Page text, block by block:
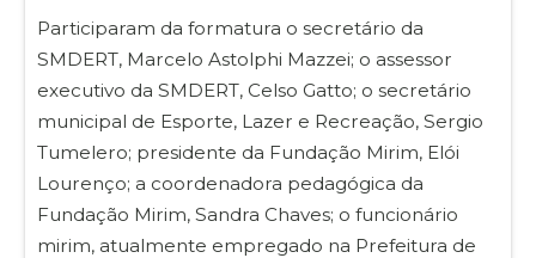
Participaram da formatura o secretário da
SMDERT, Marcelo Astolphi Mazzei; o assessor
executivo da SMDERT, Celso Gatto; o secretário
municipal de Esporte, Lazer e Recreação, Sergio
Tumelero; presidente da Fundação Mirim, Elói
Lourenço; a coordenadora pedagógica da
Fundação Mirim, Sandra Chaves; o funcionário
mirim, atualmente empregado na Prefeitura de